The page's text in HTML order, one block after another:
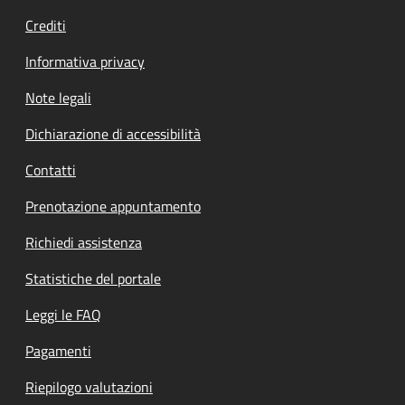
Crediti
Informativa privacy
Note legali
Dichiarazione di accessibilità
Contatti
Prenotazione appuntamento
Richiedi assistenza
Statistiche del portale
Leggi le FAQ
Pagamenti
Riepilogo valutazioni